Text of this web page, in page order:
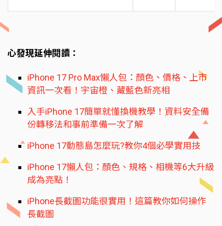
心發現延伸閱讀：
iPhone 17 Pro Max懶人包：顏色、價格、上市
資訊一次看！宇宙橙、藏藍色新亮相
入手iPhone 17簡單就懂換機教學！資料安全備
份轉移法和事前準備一次了解
iPhone 17動態島怎麼玩?教你4個必學實用技
iPhone 17懶人包：顏色、規格、相機等6大升級
成為亮點！
iPhone長截圖功能很實用！這篇教你如何操作
長截圖